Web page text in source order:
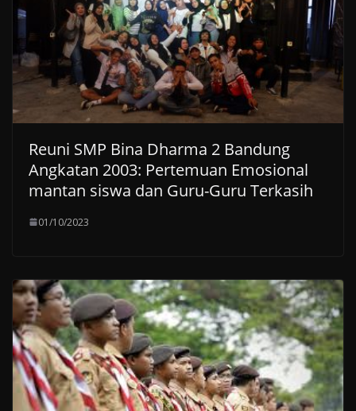
Reuni SMP Bina Dharma 2 Bandung
Angkatan 2003: Pertemuan Emosional
mantan siswa dan Guru-Guru Terkasih
01/10/2023